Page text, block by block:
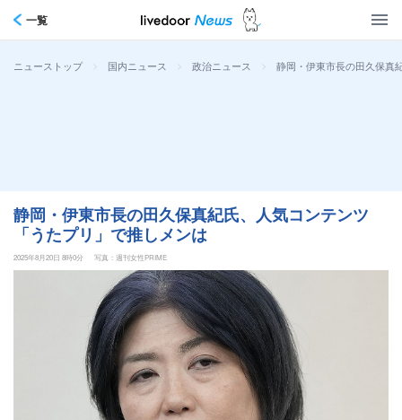
一覧
ニューストップ > 国内ニュース > 政治ニュース > 静岡・伊東市長の田久保真
静岡・伊東市長の田久保真紀氏、人気コンテンツ
「うたプリ」で推しメンは
2025年8月20日 8時0分 写真：週刊女性PRIME